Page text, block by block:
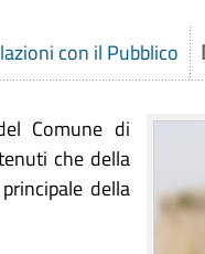
con il Pubblico
Comune di
che della
della